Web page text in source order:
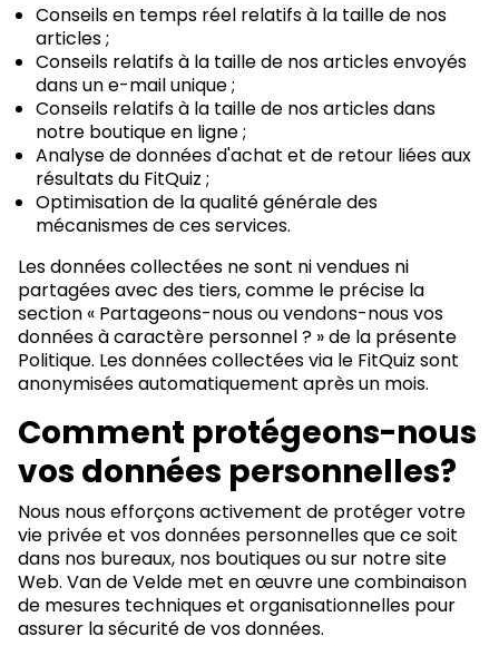
Conseils en temps réel relatifs à la taille de nos
articles ;
Conseils relatifs à la taille de nos articles envoyés
dans un e-mail unique ;
Conseils relatifs à la taille de nos articles dans
notre boutique en ligne ;
Analyse de données d'achat et de retour liées aux
résultats du FitQuiz ;
Optimisation de la qualité générale des
mécanismes de ces services.
Les données collectées ne sont ni vendues ni
partagées avec des tiers, comme le précise la
section « Partageons-nous ou vendons-nous vos
données à caractère personnel ? » de la présente
Politique. Les données collectées via le FitQuiz sont
anonymisées automatiquement après un mois.
Comment protégeons-nous
vos données personnelles?
Nous nous efforçons activement de protéger votre
vie privée et vos données personnelles que ce soit
dans nos bureaux, nos boutiques ou sur notre site
Web. Van de Velde met en œuvre une combinaison
de mesures techniques et organisationnelles pour
assurer la sécurité de vos données.